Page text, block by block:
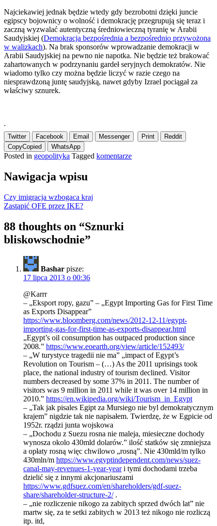
Najciekawiej jednak będzie wtedy gdy bezrobotni dzięki juncie
egipscy bojownicy o wolność i demokrację przegrupują się teraz i
zaczną wyzwalać autentyczną średniowieczną tyranię w Arabii
Saudyjskiej (Demokracja bezpośrednia a bezpośrednio przywożona
w walizkach). Na brak sponsorów wprowadzanie demokracji w
Arabii Saudyjskiej na pewno nie napotka. Nie będzie też brakować
zahartowanych w podrzynaniu gardeł seryjnych demokratów. Nie
wiadomo tylko czy można będzie liczyć w razie czego na
niesprawdzoną juntę saudyjską, nawet gdyby Izrael pociągał za
właściwy sznurek.
.
Twitter Facebook Email Messenger Print
Reddit
CopyCopied WhatsApp
Posted in geopolityka Tagged komentarze
Nawigacja wpisu
Czy imigracja wzbogaca kraj
Zastąpić OFE przez IKE?
88 thoughts on “Sznurki
bliskowschodnie”
Bashar pisze:
17 lipca 2013 o 00:36
@Karrr
– „Eksport ropy, gazu” – „Egypt Importing Gas for First Time
as Exports Disappear”
https://www.bloomberg.com/news/2012-12-11/egypt-
importing-gas-for-first-time-as-exports-disappear.html
„Egypt’s oil consumption has outpaced production since
2008.” https://www.eoearth.org/view/article/152493/
– „W turystyce tragedii nie ma” „impact of Egypt’s
Revolution on Tourism – (…) As the 2011 uprisings took
place, the national industry of tourism declined. Visitor
numbers decreased by some 37% in 2011. The number of
visitors was 9 million in 2011 while it was over 14 million in
2010.” https://en.wikipedia.org/wiki/Tourism_in_Egypt
– „Tak jak pisales Egipt za Mursiego nie byl demokratycznym
krajem” nigdzie tak nie napisałem. Twierdzę, że w Egpicie od
1952r. rządzi junta wojskowa
– „Dochodu z Suezu rosna nie maleja, miesieczne dochody
wynosza okolo 430mld dolarów.” ilość statków się zmniejsza
a opłaty rosną więc chwilowo „rosną”. Nie 430mld/m tylko
430mln/m https://www.egyptindependent.com/news/suez-
canal-may-revenues-1-year-yeari tymi dochodami trzeba
dzielić się z innymi akcjonariuszami
https://www.gdfsuez.com/en/shareholders/gdf-suez-
share/shareholder-structure-2/.
– „nie rozliczenie nikogo za zabitych sprzed dwóch lat” nie
martw się, za te setki zabitych w 2013 też nikogo nie rozliczą
itp. itd,